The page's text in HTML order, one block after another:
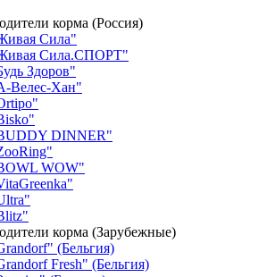
корма (Россия)
Сила"
Сила.СПОРТ"
Здоров"
Велес-Хан"
DINNER"
WOW"
корма (Зарубежные)
(Бельгия)
Fresh" (Бельгия)